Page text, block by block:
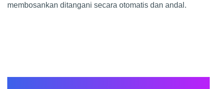
membosankan ditangani secara otomatis dan andal.